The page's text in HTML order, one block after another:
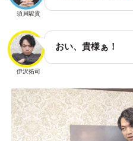
須貝駿貴
伊沢拓司
おい、貴様ぁ！